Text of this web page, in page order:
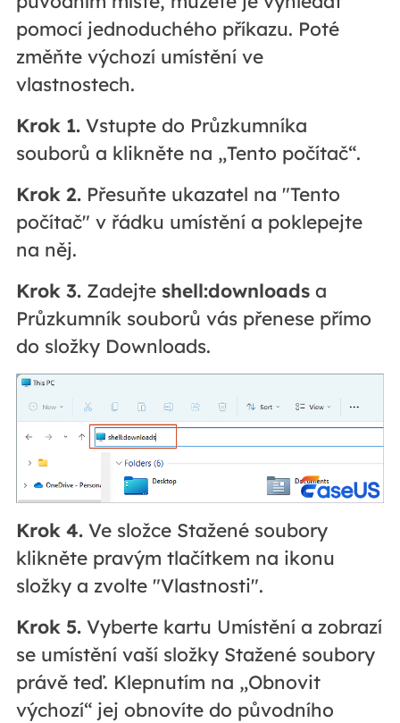
pomocí jednoduchého příkazu. Poté
změňte výchozí umístění ve
vlastnostech.
Krok 1.Vstupte do Průzkumníka
souborů a klikněte na „Tento počítač“.
Krok 2.Přesuňte ukazatel na "Tento
počítač" v řádku umístění a poklepejte
na něj.
Krok 3.Zadejte shell:downloadsa
Průzkumník souborů vás přenese přímo
do složky Downloads.
Krok 4.Ve složce Stažené soubory
klikněte pravým tlačítkem na ikonu
složky a zvolte "Vlastnosti".
Krok 5.Vyberte kartu Umístění a zobrazí
se umístění vaší složky Stažené soubory
právě teď. Klepnutím na „Obnovit
výchozí“ jej obnovíte do původního